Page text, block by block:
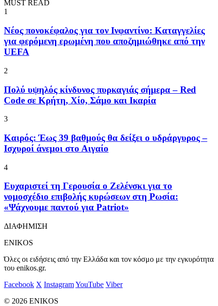
MUST READ
1
Νέος πονοκέφαλος για τον Ινφαντίνο: Καταγγελίες
για φερόμενη ερωμένη που αποζημιώθηκε από την
UEFA
2
Πολύ υψηλός κίνδυνος πυρκαγιάς σήμερα – Red
Code σε Κρήτη, Χίο, Σάμο και Ικαρία
3
Καιρός: Έως 39 βαθμούς θα δείξει ο υδράργυρος –
Ισχυροί άνεμοι στο Αιγαίο
4
Ευχαριστεί τη Γερουσία ο Ζελένσκι για το
νομοσχέδιο επιβολής κυρώσεων στη Ρωσία:
«Ψάχνουμε παντού για Patriot»
ΔΙΑΦΗΜΙΣΗ
ENIKOS
Όλες οι ειδήσεις από την Ελλάδα και τον κόσμο με την εγκυρότητα
του enikos.gr.
Facebook X InstagramYouTube Viber
© 2026 ENIKOS